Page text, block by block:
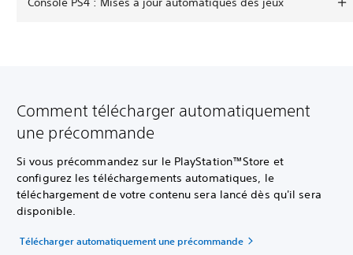
Comment télécharger automatiquement
une précommande
Si vous précommandez sur le PlayStation™Store et
configurez les téléchargements automatiques, le
téléchargement de votre contenu sera lancé dès qu'il sera
disponible.
Télécharger automatiquement une précommande